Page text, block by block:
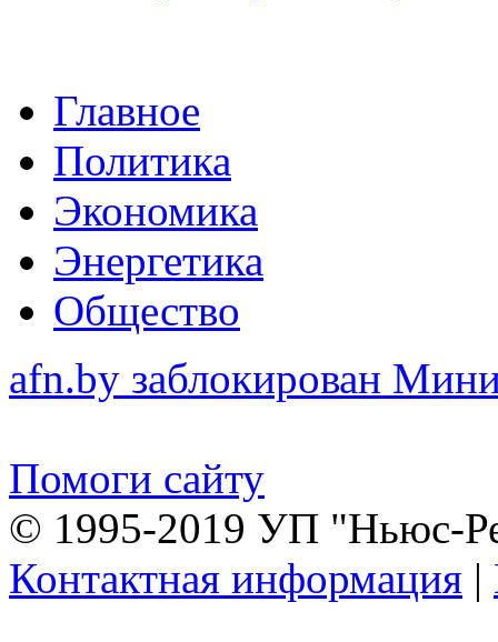
Главное
Политика
Экономика
Энергетика
Общество
afn.by заблокирован
Помоги сайту
© 1995-2019 УП "Ньюс-
Контактная информация |